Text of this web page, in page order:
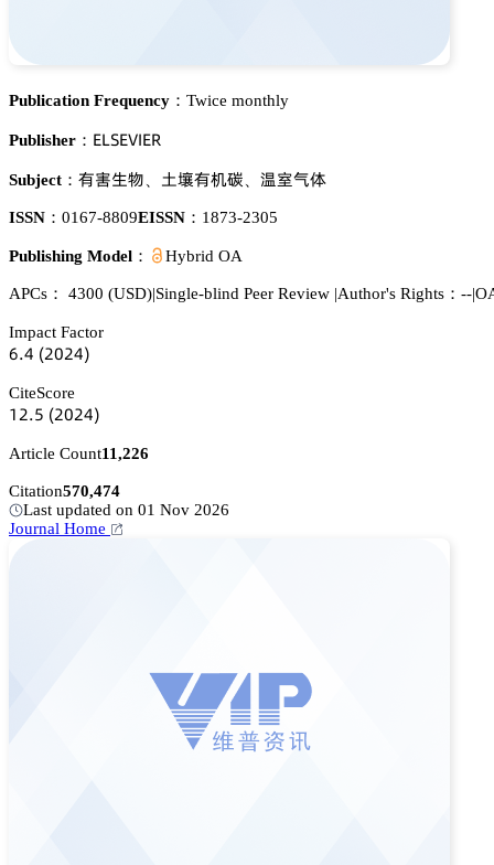
Publication Frequency： Twice monthly
Publisher： 乊欄偌乊妯喊乊葤
Subject： 犲遇璗醑 浰梊犲诜崜 鏾㬎瑖俷
ISSN： 0167-8809EISSN： 1873-2305
Publishing Model： Hybrid OA
APCs： 4300 (USD)|Single-blind Peer Review |Author's Rights：--|
Impact Factor
炆.鋺 (缗蔡缗鋺)
CiteScore
声缗.逦 (缗蔡缗鋺)
Article Count11,226
Citation570,474
Last updated on 01 Nov 2026
Journal Home